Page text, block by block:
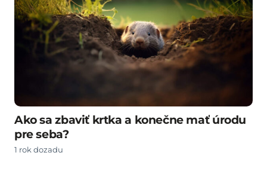
Ako sa zbaviť krtka a konečne mať úrodu
pre seba?
1 rok dozadu